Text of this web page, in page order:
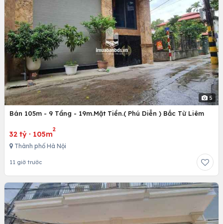
5
Bán 105m - 9 Tầng - 19m.Mặt Tiền.( Phú Diễn ) Bắc Từ Liêm
32 tỷ · 105m
2
Thành phố Hà Nội
11 giờ trước